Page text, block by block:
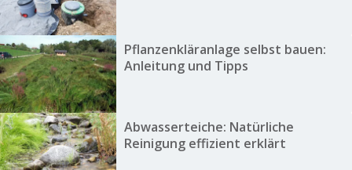
Pflanzenkläranlage selbst bauen:
Anleitung und Tipps
Abwasserteiche: Natürliche
Reinigung effizient erklärt